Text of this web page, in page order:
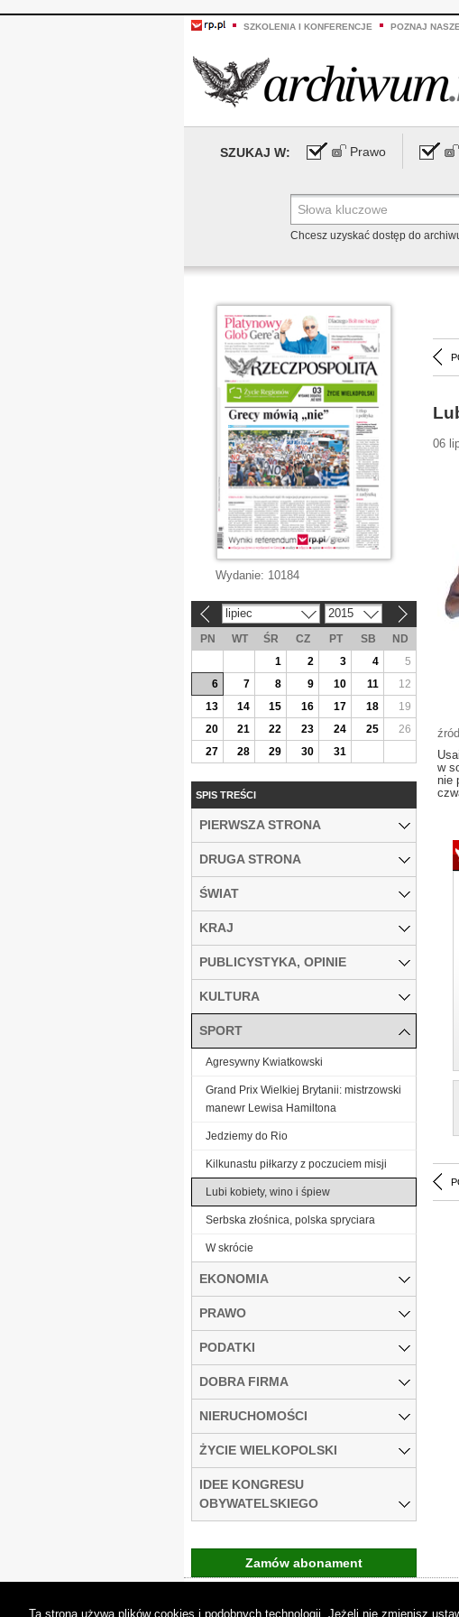
SZKOLENIA I KONFERENCJE POZNAJ
SZUKAJ W: Prawo
Chcesz uzyskać dostęp do
06
w
nie
Wydanie: 10184
lipiec 2015
PN WT ŚR CZ PT SB
ND
1
2 3 4
5
6
7 8 9 10 11
12
13
14 15 16 17 18
19
20
21 22 23 24 25
26
27
28 29 30 31
SPIS TREŚCI
PIERWSZA STRONA
DRUGA STRONA
ŚWIAT
KRAJ
PUBLICYSTYKA, OPINIE
KULTURA
SPORT
Agresywny Kwiatkowski
Grand Prix Wielkiej Brytanii: mistrzowski
manewr Lewisa Hamiltona
Jedziemy do Rio
Kilkunastu piłkarzy z poczuciem misji
Lubi kobiety, wino i śpiew
Serbska złośnica, polska spryciara
W skrócie
EKONOMIA
PRAWO
PODATKI
DOBRA FIRMA
NIERUCHOMOŚCI
ŻYCIE WIELKOPOLSKI
IDEE KONGRESU
OBYWATELSKIEGO
Zamów abonament
Ta strona używa plików cookies i podobnych technologii. Jeżeli nie zmienisz